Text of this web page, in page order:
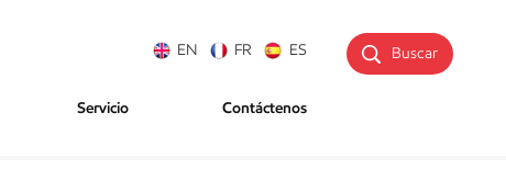
Buscar
EN FR ES
Servicio Contáctenos